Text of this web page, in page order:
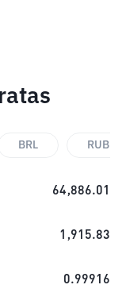
BRL RUB
64,886.01
1,915.83
0.99916